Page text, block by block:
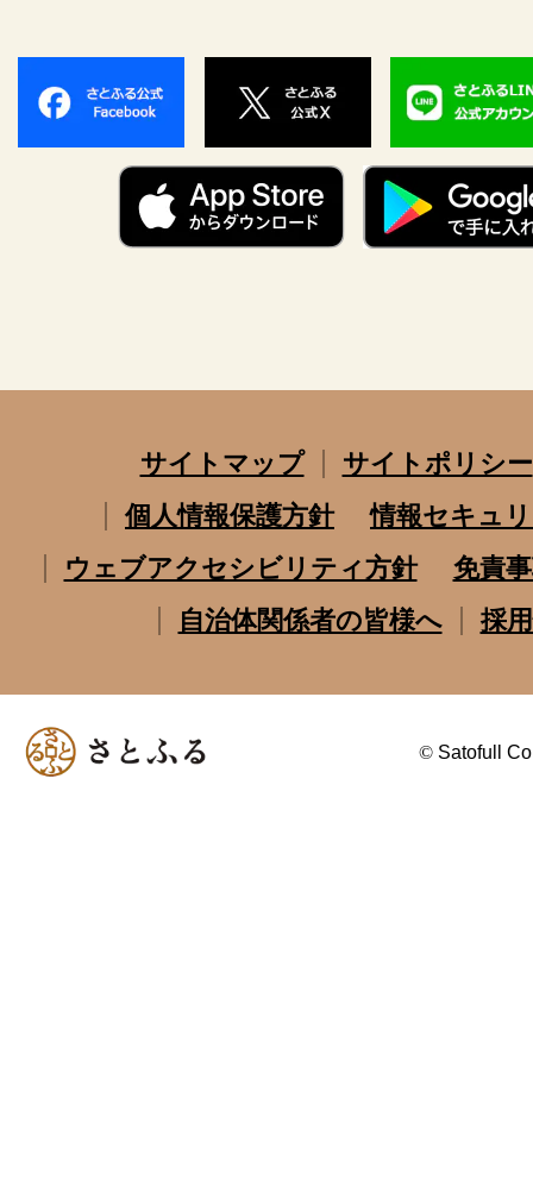
サイトマップ
サイトポリシー
個人情報保護方針
情報セキュ
ウェブアクセシビリティ方針
免責
自治体関係者の皆様へ
採
© Satofull